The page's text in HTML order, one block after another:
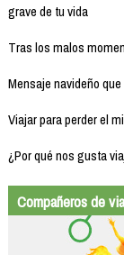
grave de tu vida
Tras los malos
Mensaje navideño
Viajar para perder el
¿Por qué nos gusta
Compañeros de